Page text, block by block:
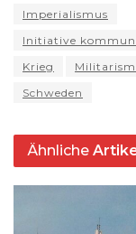
Imperialismus
Initiative
Krieg
Schweden
Ähnliche